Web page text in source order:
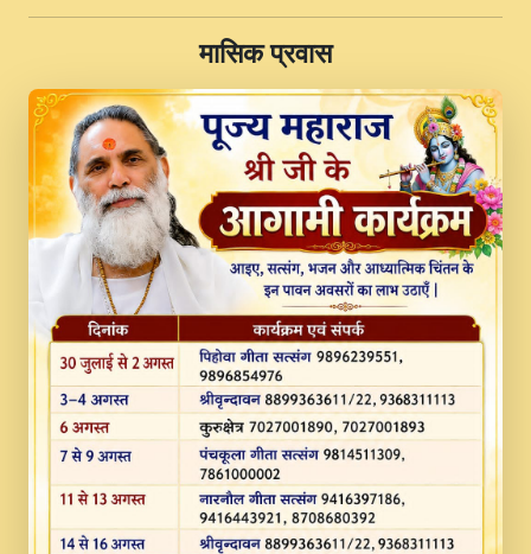
II Swami Gyananand Ji Maharaj.mp3
JINU SATGURU AAP BULAVE by Rasik
Pawan ji 20-11-19 Sankirtan At VEER JI
PRABHU KUTEER CHANNEL.mp3
Kina Sohna Tera Bhawan Sajaya Mata
Vaishno Devi Aarti Mata Rani Bhajan By
Lakhwinder Wadali Ji.mp3
MERE MANN VICH KANTH KALER
NEW PUNAJBI DEVOTIONAL SONG 2017
FULL VIDEO HD.mp3
Na To Roop Hai Bindu Ji Maharaj Pad - A
Divine Bhajan by Shri Indresh Ji
#BhaktiPath.mp3
Radha Rani Ki Kirpa Best Devotional
Song By Chitra Vichitra.mp3
​मासिक प्रवास